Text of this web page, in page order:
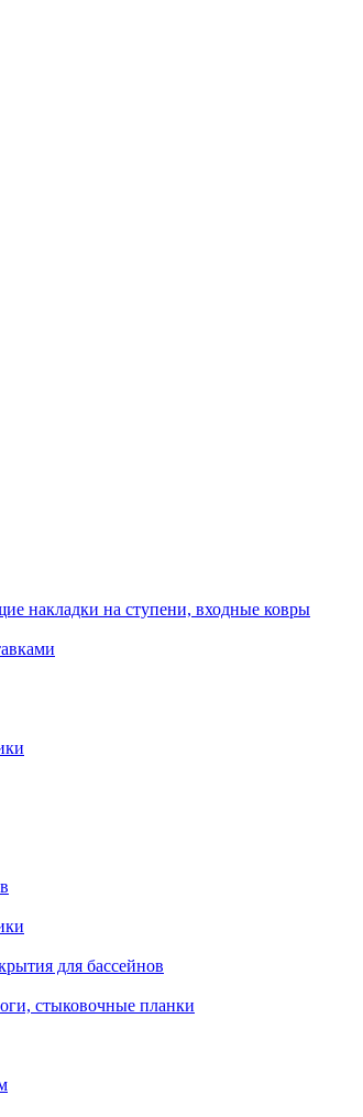
накладки на ступени, входные ковры
для бассейнов
стыковочные планки